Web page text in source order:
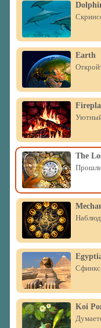
Earth
Уютный
The
Прошли
Koi